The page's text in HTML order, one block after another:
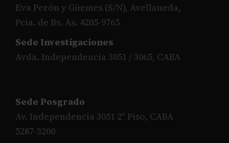
Eva Perón y Güemes (S/N), Avellaneda,
Pcia. de Bs. As. 4205-9765
Sede Investigaciones
Avda. Independencia 3051 / 3065, CABA
Sede Posgrado
Av. Independencia 3051 2° Piso, CABA
5287-3200